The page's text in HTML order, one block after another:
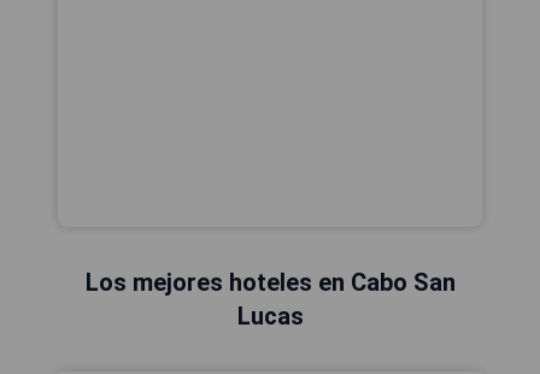
Los mejores hoteles en Cabo San
Lucas